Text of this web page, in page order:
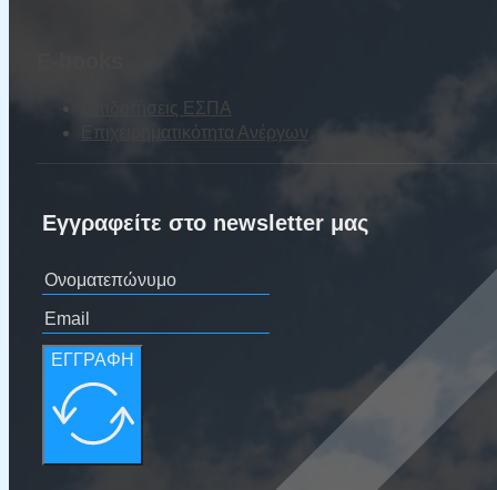
Επιδοτήσεις ΕΣΠΑ
Επιχειρηματικότητα Ανέργων
Εγγραφείτε στο newsletter μας
ΕΓΓΡΑΦΗ